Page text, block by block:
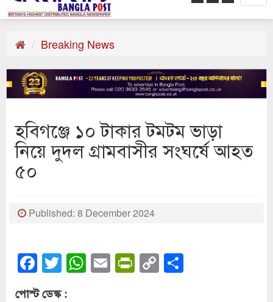
Breaking News
হবিগঞ্জে ১০ টাকার টমটম ভাড়া
নিয়ে দুদল গ্রামবাসীর সংঘর্ষে আহত
৫০
Published: 8 December 2024
Facebook
Twitter
WhatsApp
EmailPrintFriendly
Copy
Link
পোস্ট ডেস্ক :